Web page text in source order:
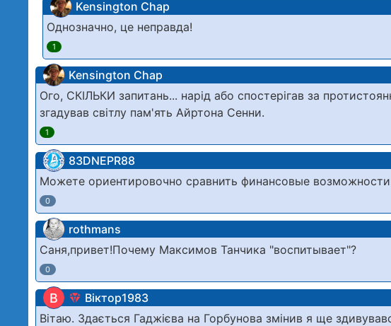
Kensington Chap
Однозначно, це неправда!
1
Kensington Chap
Ого, СКІЛЬКИ запитань... нарід або спостерігав за
згадував світлу пам'ять Айртона Сенни.
1
83DNЕРR88
Можете ориентировочно сравнить финансовые
0
rothmans
Саня,привет!Почему Максимов Танчика "воспитывает"?
0
В Віктор1983
Вітаю. Здається Гаджієва на Горбунова змінив я ще